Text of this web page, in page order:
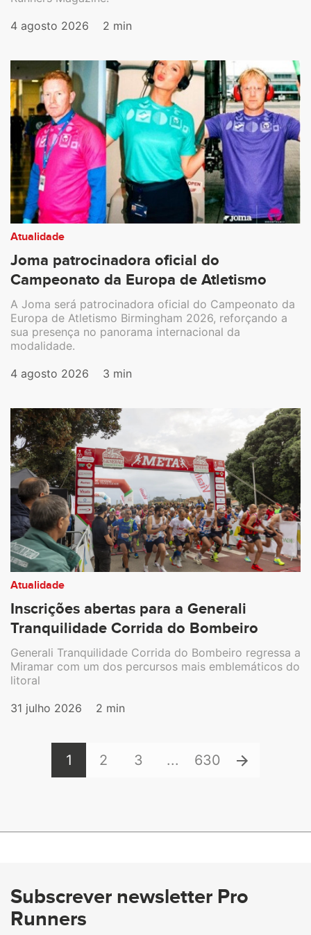
4 agosto 2026
2 min
Atualidade
Joma patrocinadora oficial do
Campeonato da Europa de Atletismo
A Joma será patrocinadora oficial do Campeonato da
Europa de Atletismo Birmingham 2026, reforçando a
sua presença no panorama internacional da
modalidade.
4 agosto 2026
3 min
Atualidade
Inscrições abertas para a Generali
Tranquilidade Corrida do Bombeiro
Generali Tranquilidade Corrida do Bombeiro regressa a
Miramar com um dos percursos mais emblemáticos do
litoral
31 julho 2026
2 min
1 2 3 ... 630
Subscrever newsletter Pro
Runners